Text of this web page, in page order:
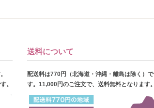
。
送料について
配送料は770円（北海道・沖縄・離島は除く）で
す。11,000円のご注文で、送料無料となります。